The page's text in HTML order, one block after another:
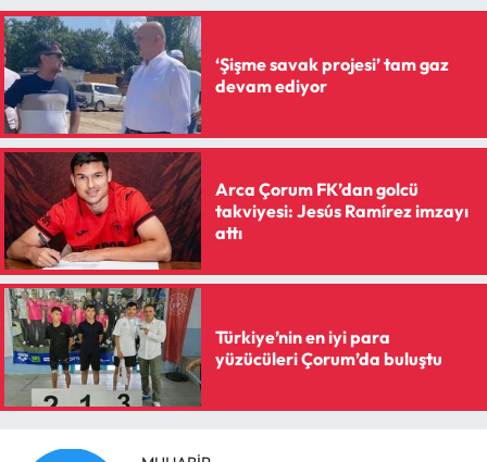
‘Şişme savak projesi’ tam gaz
devam ediyor
Arca Çorum FK’dan golcü
takviyesi: Jesús Ramírez imzayı
attı
Türkiye’nin en iyi para
yüzücüleri Çorum’da buluştu